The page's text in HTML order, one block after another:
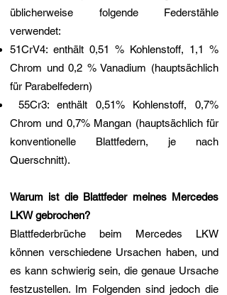
üblicherweise folgende Federstähle
verwendet:
51CrV4: enthält 0,51 % Kohlenstoff, 1,1 %
Chrom und 0,2 % Vanadium (hauptsächlich
für Parabelfedern)
55Cr3: enthält 0,51% Kohlenstoff, 0,7%
Chrom und 0,7% Mangan (hauptsächlich für
konventionelle Blattfedern, je nach
Querschnitt).
Warum ist die Blattfeder meines Mercedes
LKW gebrochen?
Blattfederbrüche beim Mercedes LKW
können verschiedene Ursachen haben, und
es kann schwierig sein, die genaue Ursache
festzustellen. Im Folgenden sind jedoch die